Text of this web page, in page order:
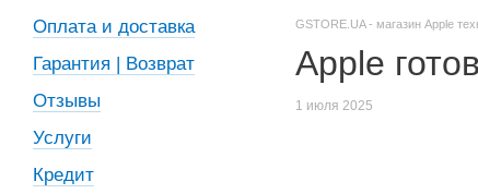
GSTORE.UA - магазин Apple
Apple
1 июля 2025
Оплата и доставка
Гарантия | Возврат
Отзывы
Услуги
Кредит